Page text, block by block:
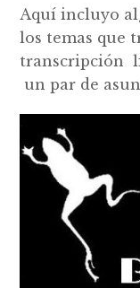
Aquí incluyo
los temas que
transcripción
un par de